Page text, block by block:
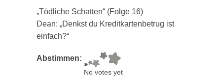
„Tödliche Schatten“ (Folge 16)
Dean: „Denkst du Kreditkartenbetrug ist
einfach?“
Abstimmen:
No votes yet